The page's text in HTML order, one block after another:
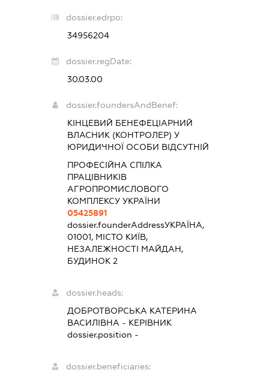
dossier.edrpo:
34956204
dossier.regDate:
30.03.00
dossier.foundersAndBenef:
КІНЦЕВИЙ БЕНЕФЕЦІАРНИЙ
ВЛАСНИК (КОНТРОЛЕР) У
ЮРИДИЧНОЇ ОСОБИ ВІДСУТНІЙ
ПРОФЕСІЙНА СПІЛКА
ПРАЦІВНИКІВ
АГРОПРОМИСЛОВОГО
КОМПЛЕКСУ УКРАЇНИ
05425891
dossier.founderAddressУКРАЇНА,
01001, МІСТО КИЇВ,
НЕЗАЛЕЖНОСТІ МАЙДАН,
БУДИНОК 2
dossier.heads:
ДОБРОТВОРСЬКА КАТЕРИНА
ВАСИЛІВНА - КЕРІВНИК
dossier.position -
dossier.beneficiaries: